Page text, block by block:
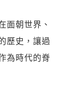
面朝世界、
歷史，讓過
為時代的脊